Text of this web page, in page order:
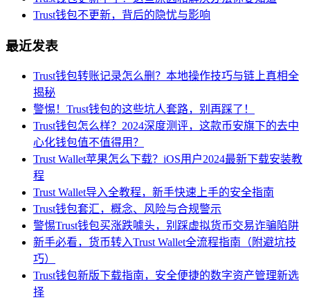
Trust钱包不更新，背后的隐忧与影响
最近发表
Trust钱包转账记录怎么删？本地操作技巧与链上真相全
揭秘
警惕！Trust钱包的这些坑人套路，别再踩了！
Trust钱包怎么样？2024深度测评，这款币安旗下的去中
心化钱包值不值得用？
Trust Wallet苹果怎么下载？iOS用户2024最新下载安装教
程
Trust Wallet导入全教程，新手快速上手的安全指南
Trust钱包套汇，概念、风险与合规警示
警惕Trust钱包买涨跌噱头，别踩虚拟货币交易诈骗陷阱
新手必看，货币转入Trust Wallet全流程指南（附避坑技
巧）
Trust钱包新版下载指南，安全便捷的数字资产管理新选
择